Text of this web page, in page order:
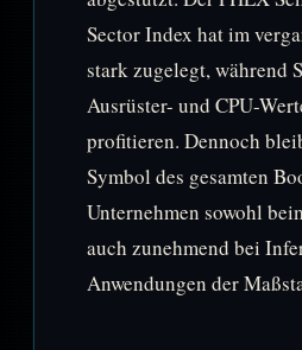
Sector Index hat im
stark zugelegt, während
Ausrüster- und CPU-
profitieren. Dennoch
Symbol des gesamten
Unternehmen sowohl
auch zunehmend bei
Anwendungen der